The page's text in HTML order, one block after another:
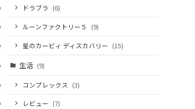
ドラブラ (6)
ルーンファクトリー５ (9)
星のカービィ ディスカバリー (15)
生活 (9)
コンプレックス (3)
レビュー (7)